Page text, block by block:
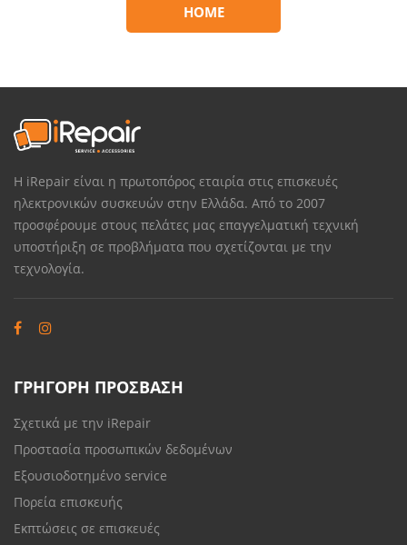
HOME
Η iRepair είναι η πρωτοπόρος εταιρία στις επισκευές
ηλεκτρονικών συσκευών στην Ελλάδα. Από το 2007
προσφέρουμε στους πελάτες μας επαγγελματική τεχνική
υποστήριξη σε προβλήματα που σχετίζονται με την
τεχνολογία.
ΓΡΗΓΟΡΗ ΠΡΟΣΒΑΣΗ
Σχετικά με την iRepair
Προστασία προσωπικών δεδομένων
Εξουσιοδοτημένο service
Πορεία επισκευής
Εκπτώσεις σε επισκευές